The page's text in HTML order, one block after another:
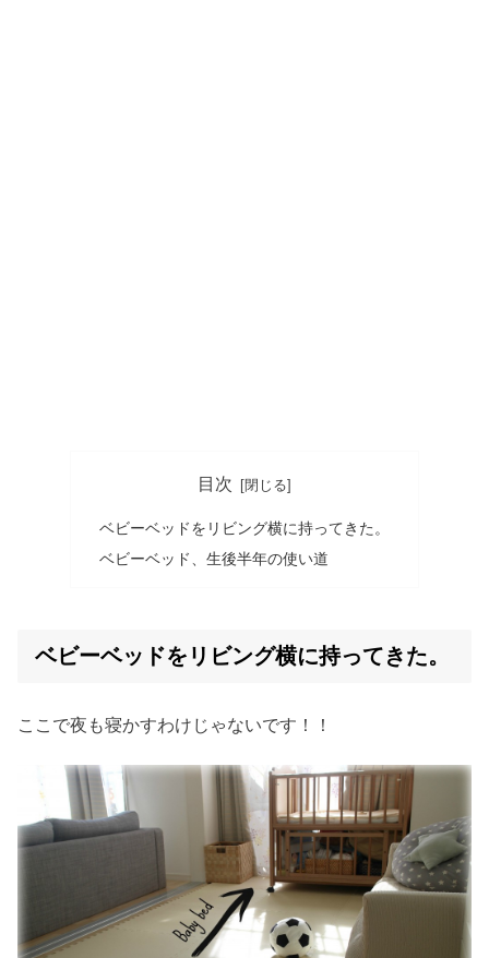
目次
ベビーベッドをリビング横に持ってきた。
ベビーベッド、生後半年の使い道
ベビーベッドをリビング横に持ってきた。
ここで夜も寝かすわけじゃないです！！